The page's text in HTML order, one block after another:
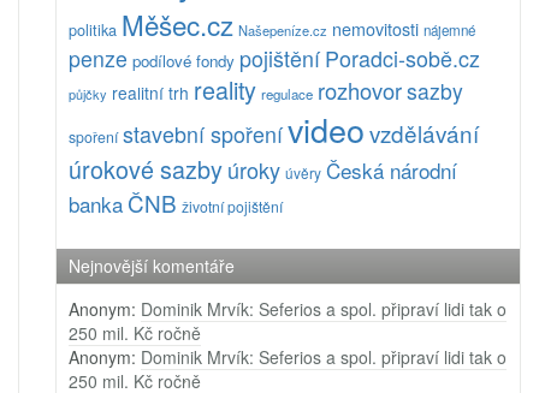
politika Měšec.cz Našepeníze.cz nemovitosti nájemné
penze podílové fondy pojištěníPoradci-sobě.cz
půjčky realitní trh reality regulace rozhovorsazby
spoření stavební spořenívideovzdělávání
úrokové sazbyúroky úvěry Česká národní
banka ČNB životní pojištění
Nejnovější komentáře
Anonym: Dominik Mrvík: Seferios a spol. připraví lidi tak o
250 mil. Kč ročně
Anonym: Dominik Mrvík: Seferios a spol. připraví lidi tak o
250 mil. Kč ročně